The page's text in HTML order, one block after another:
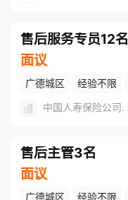
售后服务专员12名
面议
广德城区
经验不限
中国人寿保险公司.
售后主管3名
面议
广德城区
经验不限